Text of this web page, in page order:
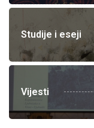
Studije i eseji
Vijesti